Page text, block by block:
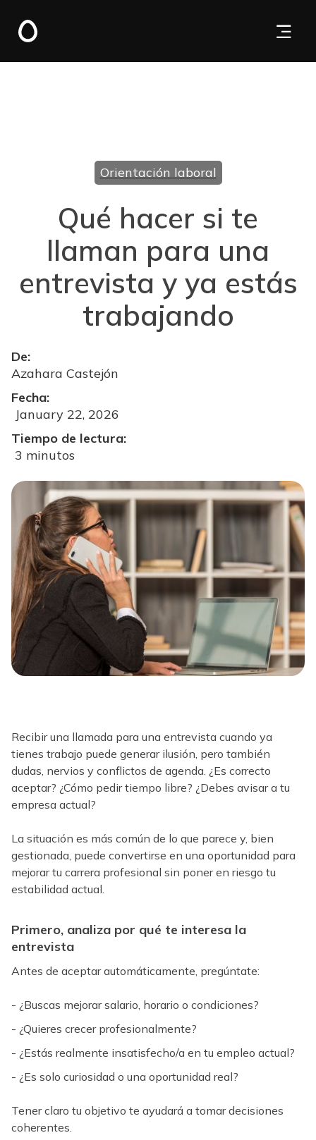
Orientación laboral
Qué hacer si te
llaman para una
entrevista y ya estás
trabajando
De:
Azahara Castejón
Fecha:
January 22, 2026
Tiempo de lectura:
3 minutos
Recibir una llamada para una entrevista cuando ya
tienes trabajo puede generar ilusión, pero también
dudas, nervios y conflictos de agenda. ¿Es correcto
aceptar? ¿Cómo pedir tiempo libre? ¿Debes avisar a tu
empresa actual?
La situación es más común de lo que parece y, bien
gestionada, puede convertirse en una oportunidad para
mejorar tu carrera profesional sin poner en riesgo tu
estabilidad actual.
Primero, analiza por qué te interesa la
entrevista
Antes de aceptar automáticamente, pregúntate:
- ¿Buscas mejorar salario, horario o condiciones?
- ¿Quieres crecer profesionalmente?
- ¿Estás realmente insatisfecho/a en tu empleo actual?
- ¿Es solo curiosidad o una oportunidad real?
Tener claro tu objetivo te ayudará a tomar decisiones
coherentes.